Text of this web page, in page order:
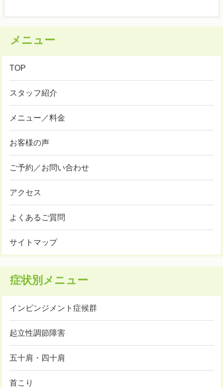
メニュー
TOP
スタッフ紹介
メニュー／料金
お客様の声
ご予約／お問い合わせ
アクセス
よくあるご質問
サイトマップ
症状別メニュー
インピンジメント症候群
起立性調節障害
五十肩・四十肩
首こり